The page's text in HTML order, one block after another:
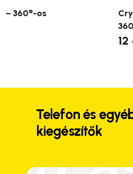
Crystal Clear Pro-Bounce
360°-os védelem +
variációja
A
változatok
Telefon és
kiegészítők